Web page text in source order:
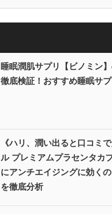
睡眠潤肌サプリ【ビノミン
徹底検証！おすすめ睡眠サプ
《ハリ、潤い出ると口コミ
ル プレミアムプラセンタカ
にアンチエイジングに効く
を徹底分析